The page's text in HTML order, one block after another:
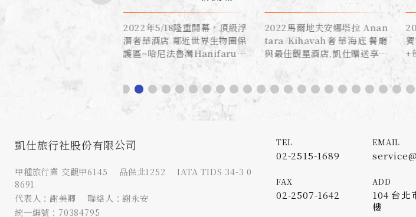
凱仕旅行社股份有限公司
甲種旅行業 交觀甲6145 品保北1252 IATA TIDS 34-3 0
8691
代表人：謝美卿 聯絡人：謝永安
統一編號：70384795
TEL
02-2515-1689
EMAIL
FAX
02-2507-1642
ADD
104 台北
樓